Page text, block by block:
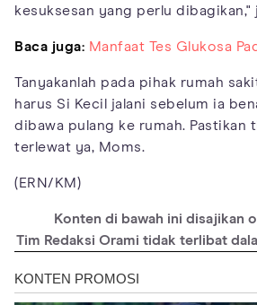
kesuksesan yang perlu dibagikan,"
Baca juga: Manfaat Tes Glukosa
Tanyakanlah pada pihak rumah
harus Si Kecil jalani sebelum ia
dibawa pulang ke rumah. Pastikan
terlewat ya, Moms.
(ERN/KM)
Konten di bawah ini disajikan
Tim Redaksi Orami tidak terlibat